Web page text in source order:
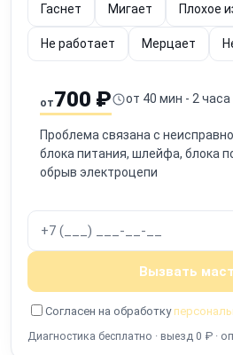
Гаснет Мигает Плохое
Не работает Мерцает
от700 ₽ от 40 мин - 2 часа
Проблема связана с
блока питания, шлейфа, блока
обрыв электроцепи
Вызвать
Согласен на обработку
Диагностика бесплатно · выезд 0 ₽ ·